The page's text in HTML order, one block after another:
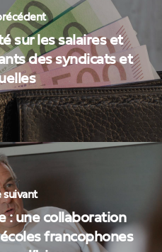
sur les salaires et
des syndicats et
suivant
: une collaboration
francophones